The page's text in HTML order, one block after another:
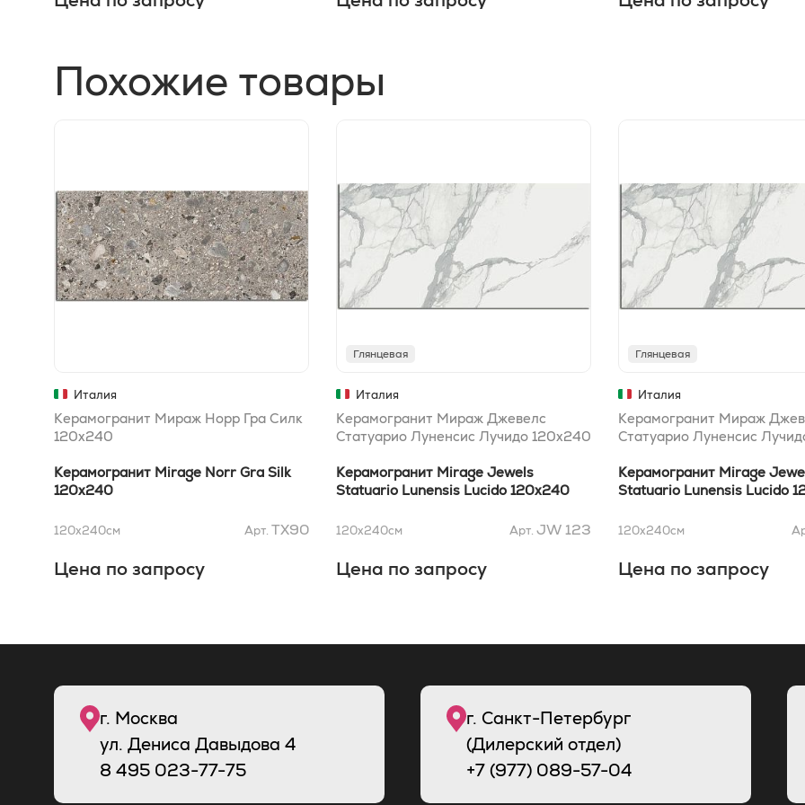
Похожие товары
Италия
Керамогранит Мираж Норр Гра Силк
120x240
Керамогранит Mirage Norr Gra Silk
120x240
120x240см Арт. TX90
Цена по запросу
Глянцевая
Италия
Керамогранит Мираж Джевелс
Статуарио Луненсис Лучидо 120x240
Керамогранит Mirage Jewels
Statuario Lunensis Lucido 120x240
120x240см Арт. JW 123
Цена по запросу
Глянцевая
Италия
Керамогранит Мираж
Статуарио Луненсис
Керамогранит Mirage
Statuario Lunensis Lucido
120x240см
Цена по запросу
г. Москва
ул. Дениса Давыдова 4
8 495 023-77-75
г. Санкт-Петербург
(Дилерский отдел)
+7 (977) 089-57-04